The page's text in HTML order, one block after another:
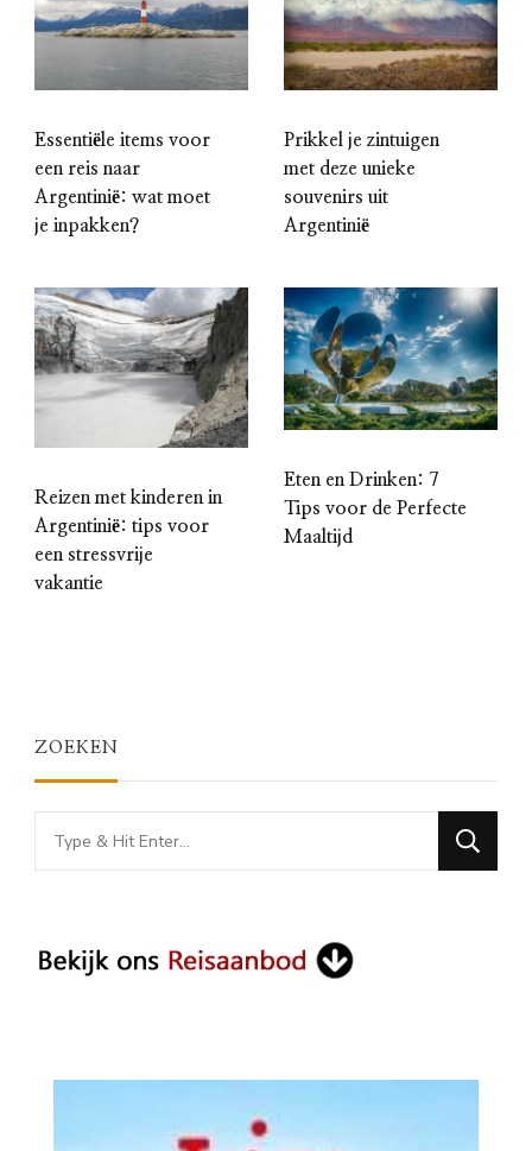
Essentiële items voor
een reis naar
Argentinië: wat moet
je inpakken?
Prikkel je zintuigen
met deze unieke
souvenirs uit
Argentinië
Reizen met kinderen in
Argentinië: tips voor
een stressvrije
vakantie
Eten en Drinken: 7
Tips voor de Perfecte
Maaltijd
ZOEKEN
Looking
for